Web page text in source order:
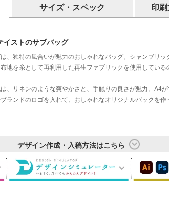
サイズ・スペック 印
イストのサブバッグ
、独特の風合いが魅力のおしゃれなバッグ。シャンブリ
地を糸として再利用した再生ファブリックを使用してい
、リネンのような爽やかさと、手触りの良さが魅力。A4
ランドのロゴを入れて、おしゃれなオリジナルバックを作
デザイン作成・入稿方法はこちら